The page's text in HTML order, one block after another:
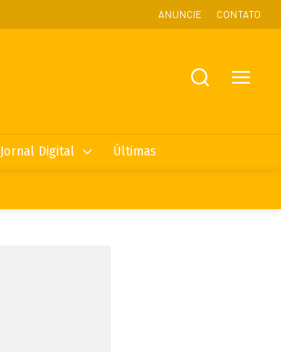
ANUNCIE CONTATO
Jornal Digital Últimas